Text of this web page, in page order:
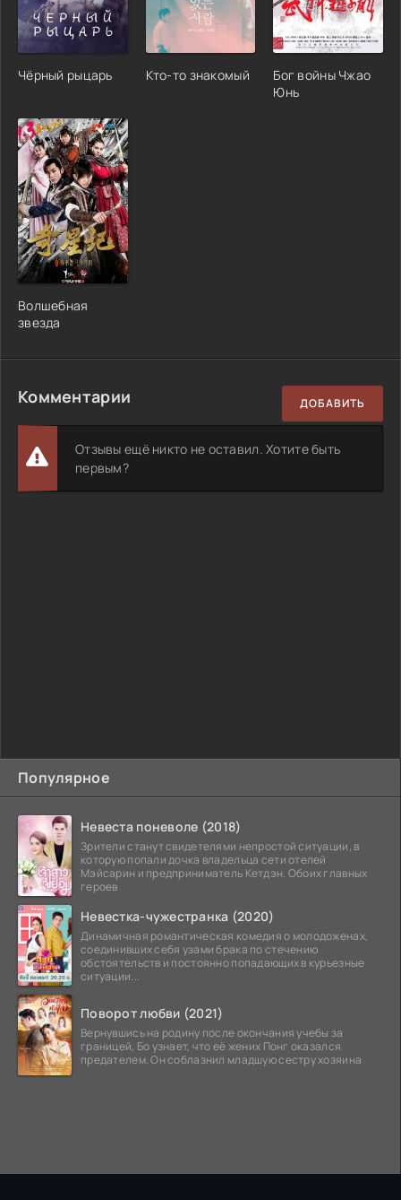
Популярное
Невеста поневоле (2018)
Зрители станут свидетелями непростой ситуации, в
которую попали дочка владельца сети отелей
Мэйсарин и предприниматель Кетдэн. Обоих главных
героев
Невестка-чужестранка (2020)
Динамичная романтическая комедия о молодоженах,
соединивших себя узами брака по стечению
обстоятельств и постоянно попадающих в курьезные
ситуации...
Поворот любви (2021)
Вернувшись на родину после окончания учебы за
границей, Бо узнает, что её жених Понг оказался
предателем. Он соблазнил младшую сестру хозяина
Чёрный рыцарь Кто-то знакомый
Бог войны Чжао
Юнь
Волшебная
звезда
Комментарии ДОБАВИТЬ
Отзывы ещё никто не оставил. Хотите быть
первым?